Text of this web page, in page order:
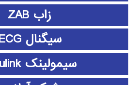
زاب ZAB
سیگنال ECG
سیمولینک simulink